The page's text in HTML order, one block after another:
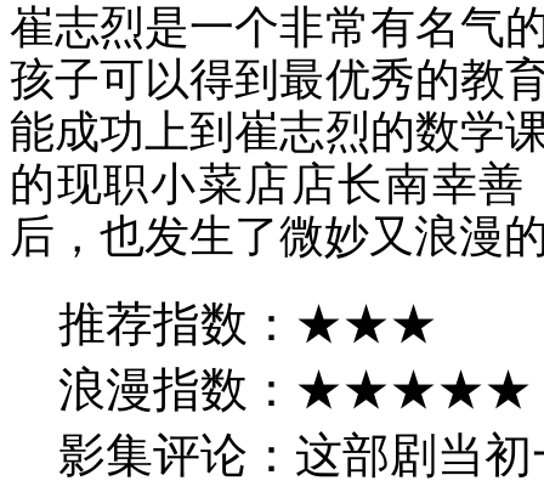
崔志烈是一个非常有名气
孩子可以得到最优秀的教
能成功上到崔志烈的数学
的现职小菜店店长南幸
后，也发生了微妙又浪漫
推荐指数：★★★
浪漫指数：★★★★★
影集评论：这部剧当